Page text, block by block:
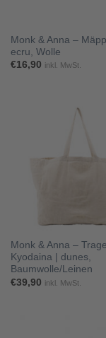
Monk & Anna –
ecru, Wolle
€16,90 inkl. MwSt.
Monk & Anna –
Kyodaina | dunes,
Baumwolle/Leinen
€39,90 inkl. MwSt.